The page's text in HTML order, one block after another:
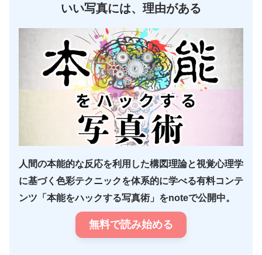
いい写真には、理由がある
人間の本能的な反応を利用した構図理論と視覚心理学
に基づく色彩テクニックを体系的に学べる有料コンテ
ンツ「本能をハックする写真術」をnoteで公開中。
無料で読み始める